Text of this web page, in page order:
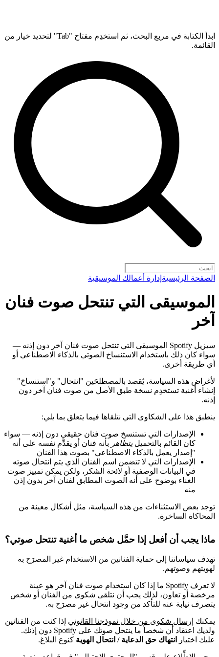
ابدأ الكتابة في مربع البحث، ثم استخدِم مفتاح "Tab" لتحديد خيار من
القائمة.
الصفحة الرئيسية إدارة أعمالك الموسيقية
الموسيقى التي تنتحل صوت فنان
آخر
سيزيل Spotify الموسيقى التي تنتحل صوت فنان آخر دون إذنه —
سواء كان ذلك باستخدام الاستنساخ الصوتي بالذكاء الاصطناعي أو
أي طريقة أخرى.
لأغراض هذه السياسة، يُقصد بالمصطلحَين "انتحال" و"استنساخ"
إنشاء أغنية تستخدِم نسخة طبق الأصل من صوت فنان آخر دون
إذنه.
ينطبق هذا على الشكاوى التي نتلقاها فيما يتعلق بما يلي:
الإصدارات التي تستنسخ صوت فنان حقيقي دون إذنه — سواء
كان القائم بالتحميليتظاهر بأنه فنان أو يقدِّم نفسه على أنه
"إصدار يعمل بالذكاء الاصطناعي" بصوت هذا الفنان
الإصدارات التي لا تتضمن اسم الفنان الذي يتم انتحال صوته
في البيانات الوصفية أو لائحة الشكر، ولكن يمكن تمييز صوت
الغناء بوضوح على أنه الصوت المطابق لفنان آخر بدون إذن
منه
توجد بعض الاستثناءات من هذه السياسة، مثل أشكال معينة من
المحاكاة الساخرة.
ماذا يجب أن أفعل إذا حمَّل شخص ما أغنية تنتحل صوتي؟
تهدف سياساتنا إلى حماية الفنانين من الاستخدام غير المصرَح به
لهويتهم وصوتهم.
لا تعرف Spotify ما إذا كان استخدام صوت فنان آخر هو عينة
مرخصة أو تعاون، لذلك يجب أن نتلقى شكوى من الفنان أو شخص
يتصرف نيابة عنه للتأكد من وجود انتحال غير مصرَح به.
يمكنك إرسال شكوى من خلال نموذجنا القانوني إذا كنت من الفنانين
ولديك اعتقاد أن شخصاً ما ينتحل صوتك على Spotify دون إذنك.
عليك اختيار
انتهاك حق الدعاية / انتحال الهوية كنوع البلاغ.